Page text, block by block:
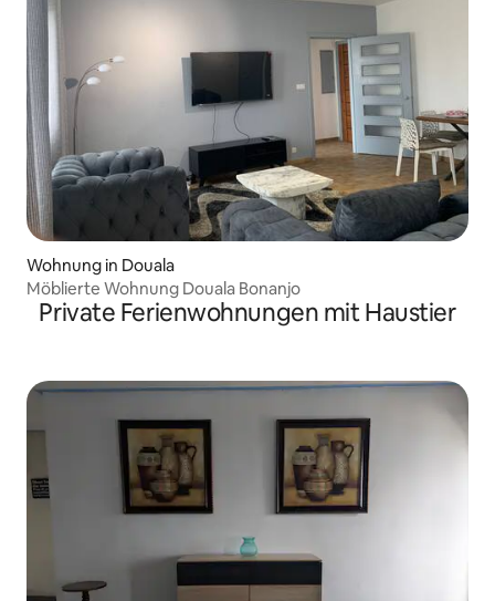
Wohnung in Douala
Möblierte Wohnung Douala Bonanjo
Private Ferienwohnungen mit Haustier